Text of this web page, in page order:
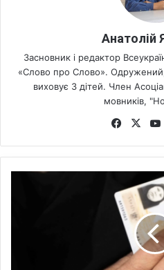
Анатолій
Засновник і редактор
«Слово про Слово».
виховує 3 дітей. Член
мовників,
Fa
bo
ok
X